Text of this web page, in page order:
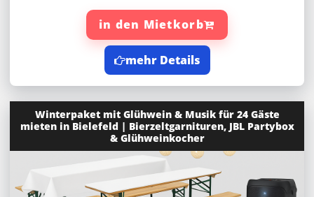
in den Mietkorb
mehr Details
Winterpaket mit Glühwein & Musik für 24 Gäste
mieten in Bielefeld | Bierzeltgarnituren, JBL Partybox
& Glühweinkocher